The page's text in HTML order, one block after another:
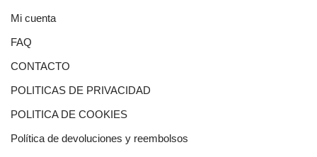
Mi cuenta
FAQ
CONTACTO
POLITICAS DE PRIVACIDAD
POLITICA DE COOKIES
Política de devoluciones y reembolsos